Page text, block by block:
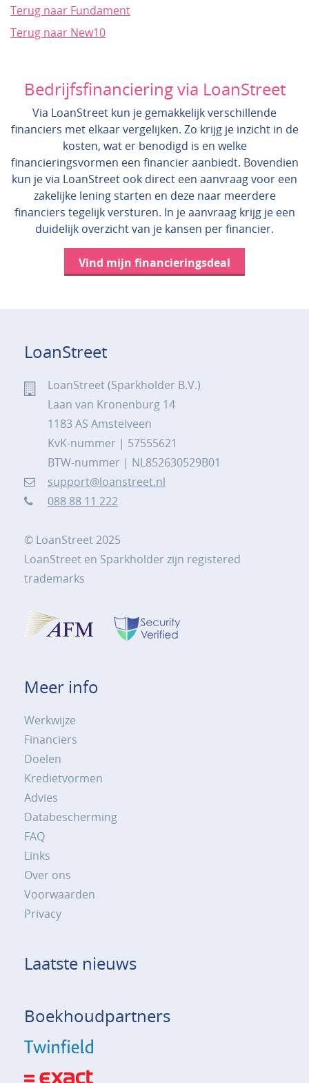
Terug naar Fundament
Terug naar New10
Bedrijfsfinanciering via LoanStreet
Via LoanStreet kun je gemakkelijk verschillende
financiers met elkaar vergelijken. Zo krijg je inzicht in de
kosten, wat er benodigd is en welke
financieringsvormen een financier aanbiedt. Bovendien
kun je via LoanStreet ook direct een aanvraag voor een
zakelijke lening starten en deze naar meerdere
financiers tegelijk versturen. In je aanvraag krijg je een
duidelijk overzicht van je kansen per financier.
Vind mijn financieringsdeal
LoanStreet
LoanStreet (Sparkholder B.V.)
Laan van Kronenburg 14
1183 AS Amstelveen
KvK-nummer | 57555621
BTW-nummer | NL852630529B01
support@loanstreet.nl
088 88 11 222
© LoanStreet 2025
LoanStreet en Sparkholder zijn registered
trademarks
Meer info
Werkwijze
Financiers
Doelen
Kredietvormen
Advies
Databescherming
FAQ
Links
Over ons
Voorwaarden
Privacy
Laatste nieuws
Boekhoudpartners